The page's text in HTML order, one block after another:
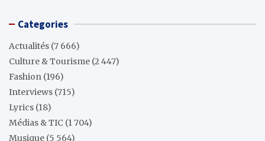
Categories
Actualités (7 666)
Culture & Tourisme (2 447)
Fashion (196)
Interviews (715)
Lyrics (18)
Médias & TIC (1 704)
Musique (5 564)